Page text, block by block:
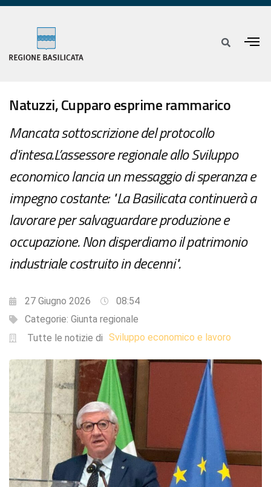
Natuzzi, Cupparo esprime rammarico
Mancata sottoscrizione del protocollo
d'intesa.L’assessore regionale allo Sviluppo
economico lancia un messaggio di speranza e
impegno costante: "La Basilicata continuerà a
lavorare per salvaguardare produzione e
occupazione. Non disperdiamo il patrimonio
industriale costruito in decenni".
27 Giugno 2026
08:54
Categorie: Giunta regionale
Tutte le notizie di Sviluppo economico e lavoro